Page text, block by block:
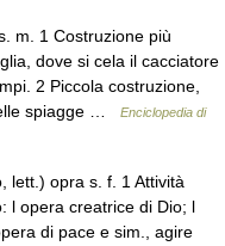
m. 1 Costruzione più
dove si cela il cacciatore
2 Piccola costruzione,
spiagge …
Enciclopedia di
opra s. f. 1 Attività
l opera creatrice di Dio; l
di pace e sim., agire